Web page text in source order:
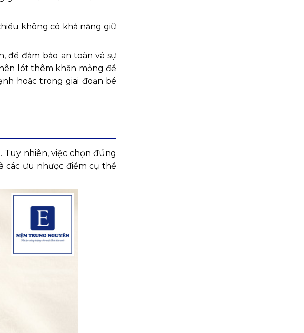
không có khả năng giữ
để đảm bảo an toàn và sự
lót thêm khăn mỏng để
hoặc trong giai đoạn bé
Tuy nhiên, việc chọn đúng
các ưu nhược điểm cụ thể